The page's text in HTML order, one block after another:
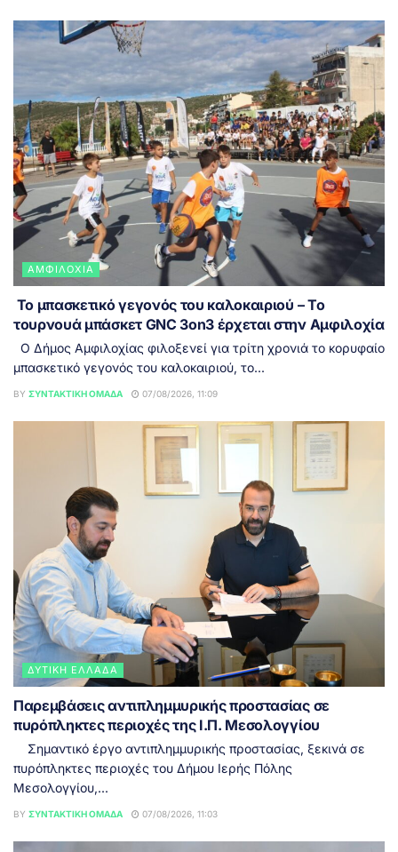
ΑΜΦΙΛΟΧΊΑ
Το μπασκετικό γεγονός του καλοκαιριού – Το
τουρνουά μπάσκετ GNC 3on3 έρχεται στην Αμφιλοχία
Ο Δήμος Αμφιλοχίας φιλοξενεί για τρίτη χρονιά το κορυφαίο
μπασκετικό γεγονός του καλοκαιριού, το...
BY ΣΥΝΤΑΚΤΙΚΉ ΟΜΆΔΑ 07/08/2026, 11:09
ΔΥΤΙΚΉ ΕΛΛΆΔΑ
Παρεμβάσεις αντιπλημμυρικής προστασίας σε
πυρόπληκτες περιοχές της Ι.Π. Μεσολογγίου
Σημαντικό έργο αντιπλημμυρικής προστασίας, ξεκινά σε
πυρόπληκτες περιοχές του Δήμου Ιερής Πόλης
Μεσολογγίου,...
BY ΣΥΝΤΑΚΤΙΚΉ ΟΜΆΔΑ 07/08/2026, 11:03